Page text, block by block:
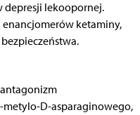
depresji lekoopornej.
enancjomerów ketaminy,
antagonizm
D-asparaginowego,